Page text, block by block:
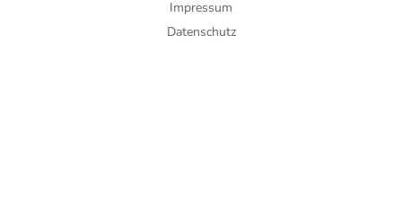
Impressum
Datenschutz